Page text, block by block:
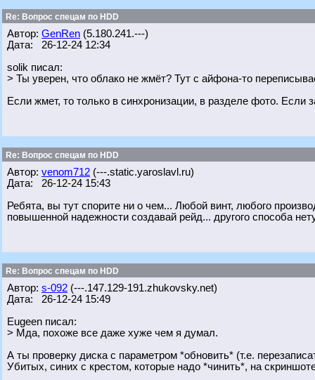
Re: Вопрос спецам по HDD
Автор: GenRen (5.180.241.---)
Дата: 26-12-24 12:34
solik писал:
> Ты уверен, что облако не жмёт? Тут с айфона-то
Если жмет, то только в синхронизации, в разделе фото. Если
Re: Вопрос спецам по HDD
Автор: venom712 (---.static.yaroslavl.ru)
Дата: 26-12-24 15:43
Ребята, вы тут спорите ни о чем... Любой винт, любого
повышенной надежности создавай рейд... другого способа
Re: Вопрос спецам по HDD
Автор: s-092 (---.147.129-191.zhukovsky.net)
Дата: 26-12-24 15:49
Eugeen писал:
> Мда, похоже все даже хуже чем я думал.
А ты проверку диска с параметром *обновить* (т.е.
Убитых, синих с крестом, которые надо *чинить*, на